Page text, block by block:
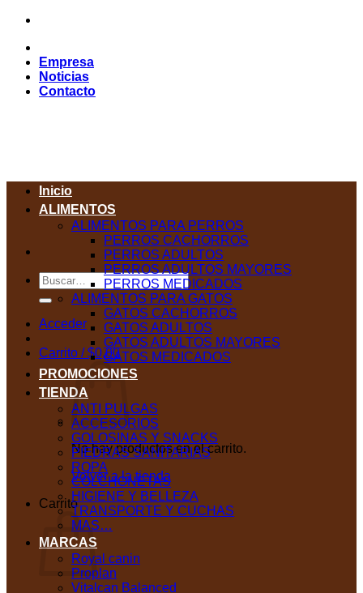
Saltar
contenido
Empresa
Noticias
Contacto
Buscar
por:
Acceder
Carrito /$0,00
No hay productos en el carrito.
Volver a la tienda
Carrito
Inicio
ALIMENTOS
ALIMENTOS PARA PERROS
PERROS CACHORROS
PERROS ADULTOS
PERROS ADULTOS MAYORES
PERROS MEDICADOS
ALIMENTOS PARA GATOS
GATOS CACHORROS
GATOS ADULTOS
GATOS ADULTOS MAYORES
GATOS MEDICADOS
PROMOCIONES
TIENDA
ANTI PULGAS
ACCESORIOS
GOLOSINAS Y SNACKS
PIEDRAS SANITARIAS
ROPA
COLCHONETAS
HIGIENE Y BELLEZA
TRANSPORTE Y CUCHAS
MAS…
MARCAS
Royal canin
Proplan
Vitalcan Balanced